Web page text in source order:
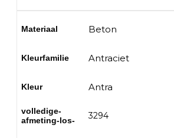
Materiaal Beton
Kleurfamilie Antraciet
Kleur Antra
volledige-
afmeting-los-
3294